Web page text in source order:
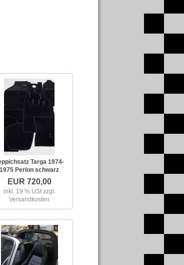
Targa 1974-
1975 Perlon schwarz
EUR 720,00
inkl. 19 % USt zzgl.
Versandkosten